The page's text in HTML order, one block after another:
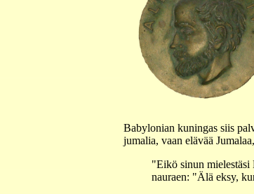
Babylonian kuningas siis
jumalia, vaan elävää
"Eikö sinun mielestäsi
nauraen: "Älä eksy,